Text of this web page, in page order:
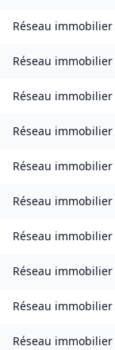
Réseau immobilier
Réseau immobilier
Réseau immobilier
Réseau immobilier
Réseau immobilier
Réseau immobilier
Réseau immobilier
Réseau immobilier
Réseau immobilier
Réseau immobilier